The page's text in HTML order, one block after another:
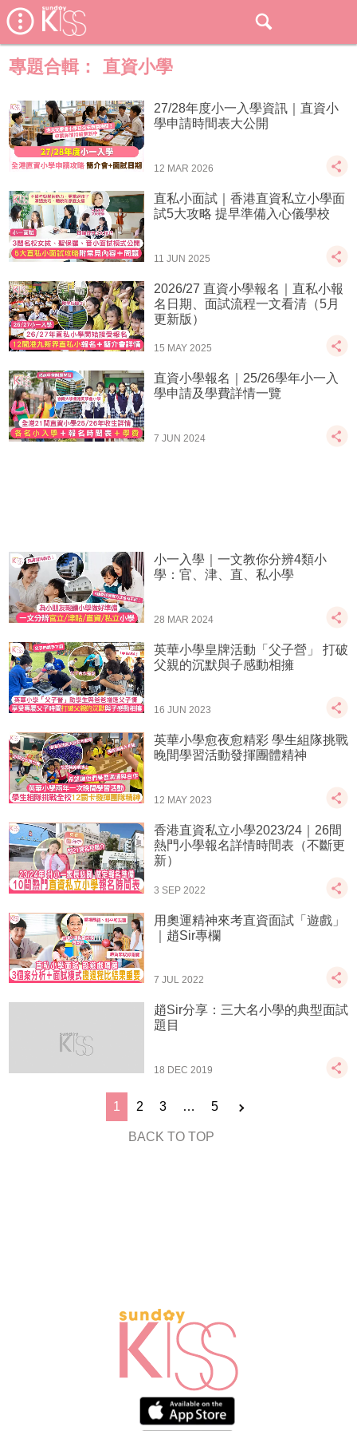
專題合輯： 直資小學
27/28年度小一入學資訊｜直資小
學申請時間表大公開
12 MAR 2026
直私小面試｜香港直資私立小學面
試5大攻略 提早準備入心儀學校
11 JUN 2025
2026/27 直資小學報名｜直私小報
名日期、面試流程一文看清（5月
更新版）
15 MAY 2025
直資小學報名｜25/26學年小一入
學申請及學費詳情一覽
7 JUN 2024
小一入學｜一文教你分辨4類小
學：官、津、直、私小學
28 MAR 2024
英華小學皇牌活動「父子營」 打破
父親的沉默與子感動相擁
16 JUN 2023
英華小學愈夜愈精彩 學生組隊挑戰
晚間學習活動發揮團體精神
12 MAY 2023
香港直資私立小學2023/24｜26間
熱門小學報名詳情時間表（不斷更
新）
3 SEP 2022
用奧運精神來考直資面試「遊戲」
｜趙Sir專欄
7 JUL 2022
趙Sir分享：三大名小學的典型面試
題目
18 DEC 2019
1 2 3 … 5
BACK TO TOP